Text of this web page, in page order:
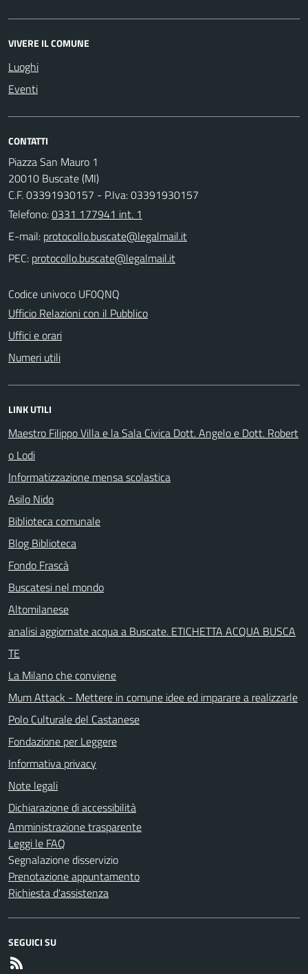
VIVERE IL COMUNE
Luoghi
Eventi
CONTATTI
Piazza San Mauro 1
20010 Buscate (MI)
C.F. 03391930157 - P.Iva: 03391930157
Telefono:0331 177941 int. 1
E-mail:
PEC:
Codice univoco UF0QNQ
Ufficio Relazioni con il Pubblico
Uffici e orari
Numeri utili
LINK UTILI
Maestro Filippo Villa e la Sala Civica Dott. Angelo e Dott. Robert
o Lodi
Informatizzazione mensa scolastica
Asilo Nido
Biblioteca comunale
Blog Biblioteca
Fondo Frascà
Buscatesi nel mondo
Altomilanese
analisi aggiornate acqua a Buscate. ETICHETTA ACQUA BUSCA
TE
La Milano che conviene
Mum Attack - Mettere in comune idee ed imparare a realizzarle
Polo Culturale del Castanese
Fondazione per Leggere
Informativa privacy
Note legali
Dichiarazione di accessibilità
Amministrazione trasparente
Leggi le FAQ
Segnalazione disservizio
Prenotazione appuntamento
Richiesta d'assistenza
SEGUICI SU